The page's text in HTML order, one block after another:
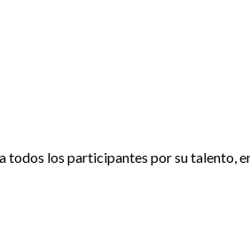
los participantes por su talento,